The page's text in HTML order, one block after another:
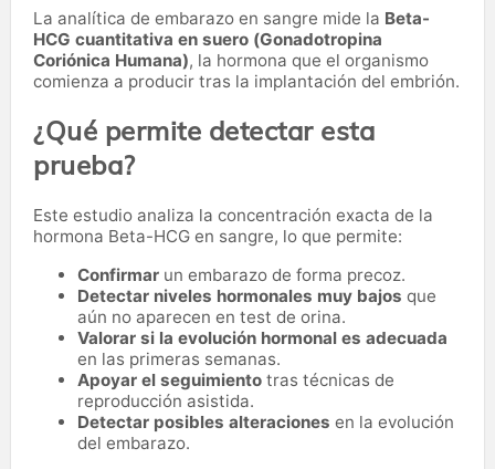
La analítica de embarazo en sangre mide la Beta-
HCG cuantitativa en suero (Gonadotropina
Coriónica Humana), la hormona que el organismo
comienza a producir tras la implantación del embrión.
¿Qué permite detectar esta
prueba?
Este estudio analiza la concentración exacta de la
hormona Beta-HCG en sangre, lo que permite:
Confirmar un embarazo de forma precoz.
Detectar niveles hormonales muy bajos que
aún no aparecen en test de orina.
Valorar si la evolución hormonal es adecuada
en las primeras semanas.
Apoyar el seguimiento tras técnicas de
reproducción asistida.
Detectar posibles alteraciones en la evolución
del embarazo.